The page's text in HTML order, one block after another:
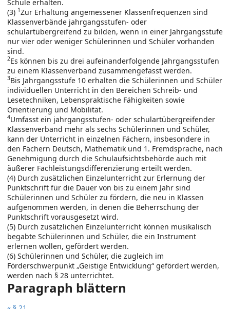
Schule erhalten.
(3) 1Zur Erhaltung angemessener Klassenfrequenzen sind
Klassenverbände jahrgangsstufen- oder
schulartübergreifend zu bilden, wenn in einer Jahrgangsstufe
nur vier oder weniger Schülerinnen und Schüler vorhanden
sind.
2Es können bis zu drei aufeinanderfolgende Jahrgangsstufen
zu einem Klassenverband zusammengefasst werden.
3Bis Jahrgangsstufe 10 erhalten die Schülerinnen und Schüler
individuellen Unterricht in den Bereichen Schreib- und
Lesetechniken, Lebenspraktische Fähigkeiten sowie
Orientierung und Mobilität.
4Umfasst ein jahrgangsstufen- oder schulartübergreifender
Klassenverband mehr als sechs Schülerinnen und Schüler,
kann der Unterricht in einzelnen Fächern, insbesondere in
den Fächern Deutsch, Mathematik und 1. Fremdsprache, nach
Genehmigung durch die Schulaufsichtsbehörde auch mit
äußerer Fachleistungsdifferenzierung erteilt werden.
(4) Durch zusätzlichen Einzelunterricht zur Erlernung der
Punktschrift für die Dauer von bis zu einem Jahr sind
Schülerinnen und Schüler zu fördern, die neu in Klassen
aufgenommen werden, in denen die Beherrschung der
Punktschrift vorausgesetzt wird.
(5) Durch zusätzlichen Einzelunterricht können musikalisch
begabte Schülerinnen und Schüler, die ein Instrument
erlernen wollen, gefördert werden.
(6) Schülerinnen und Schüler, die zugleich im
Förderschwerpunkt „Geistige Entwicklung“ gefördert werden,
werden nach § 28 unterrichtet.
Paragraph blättern